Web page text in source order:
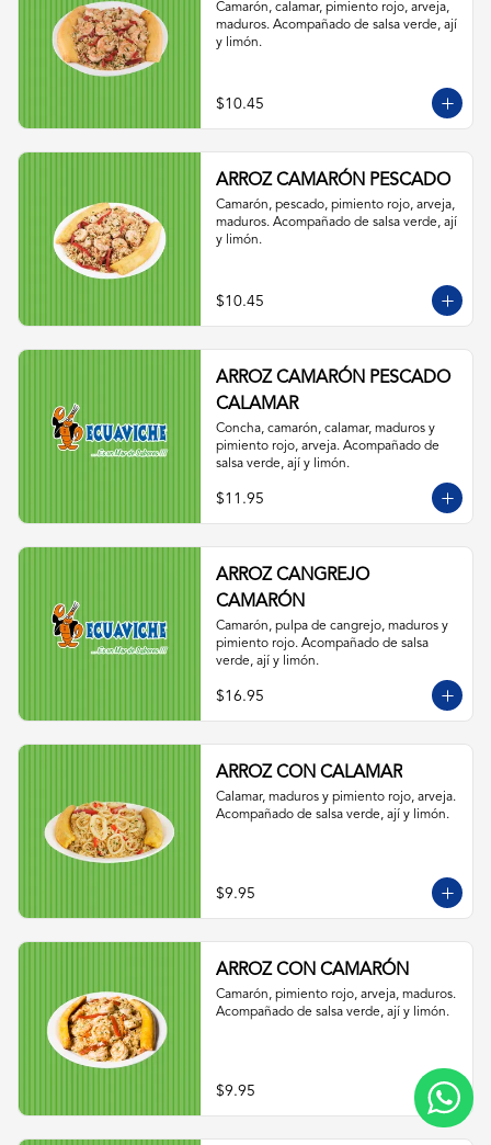
Camarón, calamar, pimiento rojo, arveja,
maduros. Acompañado de salsa verde, ají
y limón.
$10.45
ARROZ CAMARÓN PESCADO
Camarón, pescado, pimiento rojo, arveja,
maduros. Acompañado de salsa verde, ají
y limón.
$10.45
ARROZ CAMARÓN PESCADO
CALAMAR
Concha, camarón, calamar, maduros y
pimiento rojo, arveja. Acompañado de
salsa verde, ají y limón.
$11.95
ARROZ CANGREJO
CAMARÓN
Camarón, pulpa de cangrejo, maduros y
pimiento rojo. Acompañado de salsa
verde, ají y limón.
$16.95
ARROZ CON CALAMAR
Calamar, maduros y pimiento rojo, arveja.
Acompañado de salsa verde, ají y limón.
$9.95
ARROZ CON CAMARÓN
Camarón, pimiento rojo, arveja, maduros.
Acompañado de salsa verde, ají y limón.
$9.95